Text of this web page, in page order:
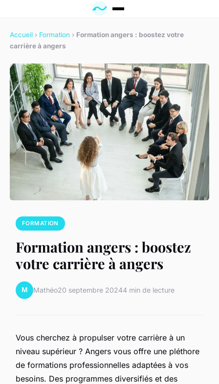
Accueil › Formation › Formation angers : boostez votre
carrière à angers
FORMATION
Formation angers : boostez
votre carrière à angers
M Mathéo20 septembre 20244 min de lecture
Vous cherchez à propulser votre carrière à un
niveau supérieur ? Angers vous offre une pléthore
de formations professionnelles adaptées à vos
besoins. Des programmes diversifiés et des